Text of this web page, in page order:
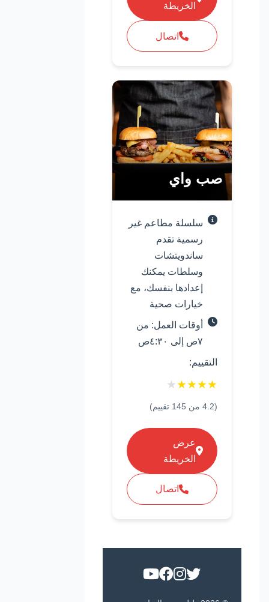
الخريطة
اتصال
صب واي
سلسلة مطاعم غير
رسمية تقدم
ساندويتشات
وسلطات يمكنك
إعدادها بنفسك، مع
خيارات صحية
أوقات العمل: من
٧ص إلى ٤:٣٠ص
التقييم:
★
★
★
★
★
(
4.2 من 145 تقييم)
عرض
الخريطة
اتصال